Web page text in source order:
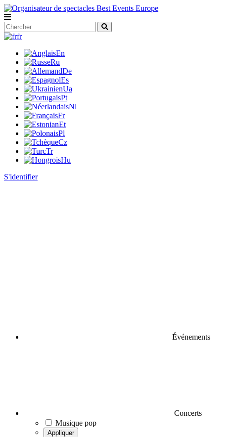
fr
En
Ru
De
Es
Ua
Pt
Nl
Fr
Et
Pl
Cz
Tr
Hu
S'identifier
Événements
Concerts
Musique pop
Appliquer